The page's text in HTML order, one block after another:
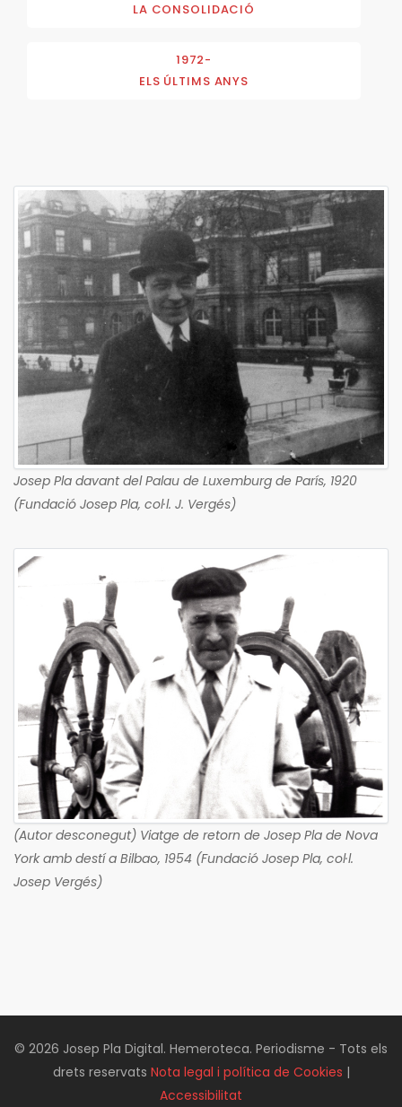
LA CONSOLIDACIÓ
1972-
ELS ÚLTIMS ANYS
Josep Pla davant del Palau de Luxemburg de París, 1920
(Fundació Josep Pla, col·l. J. Vergés)
(Autor desconegut) Viatge de retorn de Josep Pla de Nova
York amb destí a Bilbao, 1954 (Fundació Josep Pla, col·l.
Josep Vergés)
© 2026 Josep Pla Digital. Hemeroteca. Periodisme - Tots els
drets reservats Nota legal i política de Cookies |
Accessibilitat